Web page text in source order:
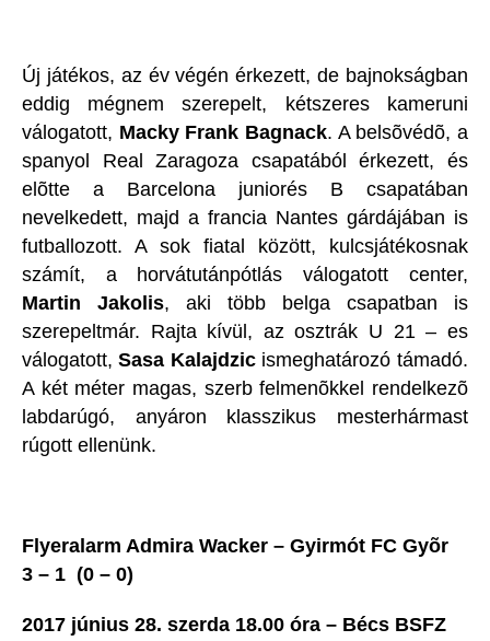
Új játékos, az év végén érkezett, de bajnokságban
eddig mégnem szerepelt, kétszeres kameruni
válogatott, Macky Frank Bagnack. A belsõvédõ, a
spanyol Real Zaragoza csapatából érkezett, és
elõtte a Barcelona juniorés B csapatában
nevelkedett, majd a francia Nantes gárdájában is
futballozott. A sok fiatal között, kulcsjátékosnak
számít, a horvátutánpótlás válogatott center,
Martin Jakolis, aki több belga csapatban is
szerepeltmár. Rajta kívül, az osztrák U 21 – es
válogatott, Sasa Kalajdzic ismeghatározó támadó.
A két méter magas, szerb felmenõkkel rendelkezõ
labdarúgó, anyáron klasszikus mesterhármast
rúgott ellenünk.
Flyeralarm Admira Wacker – Gyirmót FC Gyõr
3 – 1 (0 – 0)
2017 június 28. szerda 18.00 óra – Bécs BSFZ